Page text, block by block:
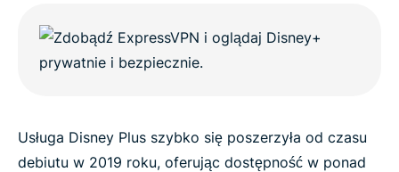
Usługa Disney Plus szybko się poszerzyła od czasu
debiutu w 2019 roku, oferując dostępność w ponad